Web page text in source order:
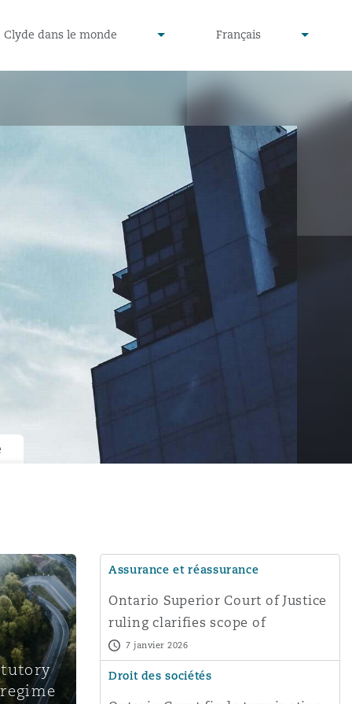
Clyde dans le monde
▾
undefined
Français
▾
Assurance et réassurance
Ontario Superior Court of Justice
ruling clarifies scope of
additional insured coverage
7 janvier 2026
Droit des sociétés